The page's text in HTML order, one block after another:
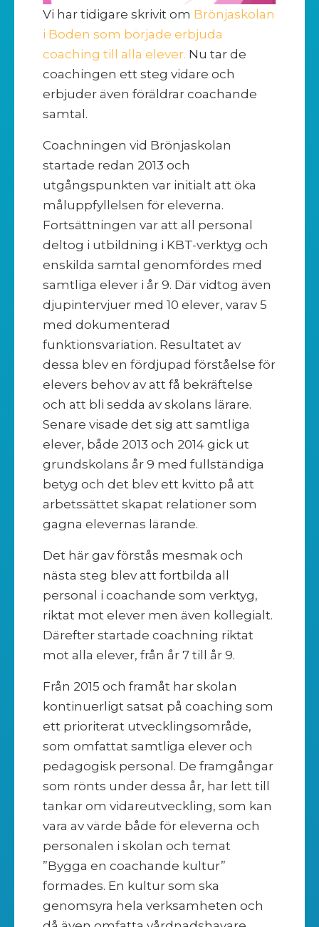
Vi har tidigare skrivit om Brönjaskolan
i Boden som började erbjuda
coaching till alla elever. Nu tar de
coachingen ett steg vidare och
erbjuder även föräldrar coachande
samtal.
Coachningen vid Brönjaskolan
startade redan 2013 och
utgångspunkten var initialt att öka
måluppfyllelsen för eleverna.
Fortsättningen var att all personal
deltog i utbildning i KBT-verktyg och
enskilda samtal genomfördes med
samtliga elever i år 9. Där vidtog även
djupintervjuer med 10 elever, varav 5
med dokumenterad
funktionsvariation. Resultatet av
dessa blev en fördjupad förståelse för
elevers behov av att få bekräftelse
och att bli sedda av skolans lärare.
Senare visade det sig att samtliga
elever, både 2013 och 2014 gick ut
grundskolans år 9 med fullständiga
betyg och det blev ett kvitto på att
arbetssättet skapat relationer som
gagna elevernas lärande.
Det här gav förstås mesmak och
nästa steg blev att fortbilda all
personal i coachande som verktyg,
riktat mot elever men även kollegialt.
Därefter startade coachning riktat
mot alla elever, från år 7 till år 9.
Från 2015 och framåt har skolan
kontinuerligt satsat på coaching som
ett prioriterat utvecklingsområde,
som omfattat samtliga elever och
pedagogisk personal. De framgångar
som rönts under dessa år, har lett till
tankar om vidareutveckling, som kan
vara av värde både för eleverna och
personalen i skolan och temat
”Bygga en coachande kultur”
formades. En kultur som ska
genomsyra hela verksamheten och